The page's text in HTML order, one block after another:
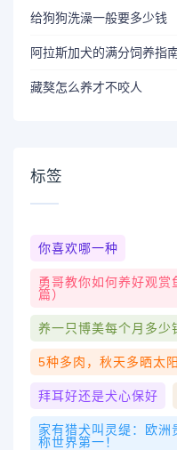
给狗狗洗澡一般要多少钱
阿拉斯加犬的满分饲养指
藏獒怎么养才不咬人
标签
你喜欢哪一种
勇哥教你如何养好观
篇）
养一只博美每个月多少
5种多肉，秋天多晒太
拜耳好还是犬心保好
家有猎犬叫灵缇：欧
称世界第一！